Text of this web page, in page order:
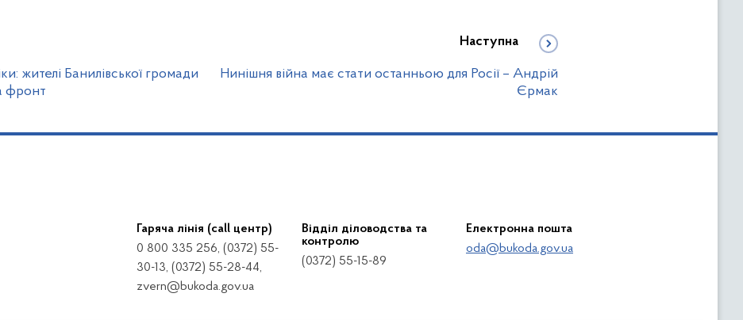
жителі Банилівської громади
фронт
Наступна
Нинішня війна має стати останньою для Росії – Андрій
Єрмак
Гаряча лінія (call центр)
0 800 335 256, (0372) 55-
30-13, (0372) 55-28-44,
zvern@bukoda.gov.ua
Відділ діловодства та
контролю
(0372) 55-15-89
Електронна пошта
oda@bukoda.gov.ua